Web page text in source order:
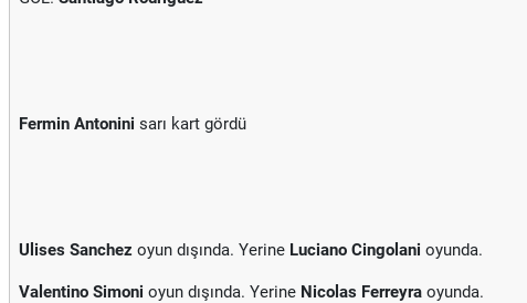
Fermin Antonini sarı kart gördü
Ulises Sanchez oyun dışında. Yerine Luciano Cingolani oyunda.
Valentino Simoni oyun dışında. Yerine Nicolas Ferreyra oyunda.